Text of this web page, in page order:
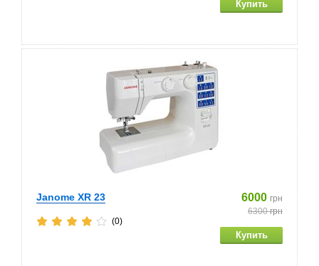
Janome XR 23 6000 грн
6300грн
(0)